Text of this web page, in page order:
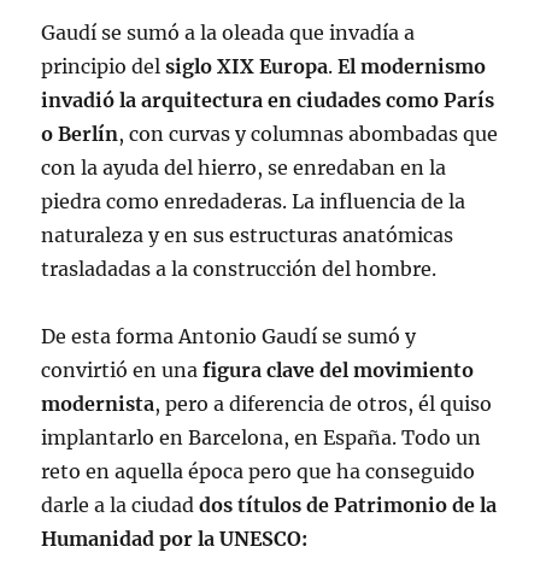
Gaudí se sumó a la oleada que invadía a
principio del siglo XIX Europa. El modernismo
invadió la arquitectura en ciudades como París
o Berlín, con curvas y columnas abombadas que
con la ayuda del hierro, se enredaban en la
piedra como enredaderas. La influencia de la
naturaleza y en sus estructuras anatómicas
trasladadas a la construcción del hombre.
De esta forma Antonio Gaudí se sumó y
convirtió en una figura clave del movimiento
modernista, pero a diferencia de otros, él quiso
implantarlo en Barcelona, en España. Todo un
reto en aquella época pero que ha conseguido
darle a la ciudad dos títulos de Patrimonio de la
Humanidad por la UNESCO: